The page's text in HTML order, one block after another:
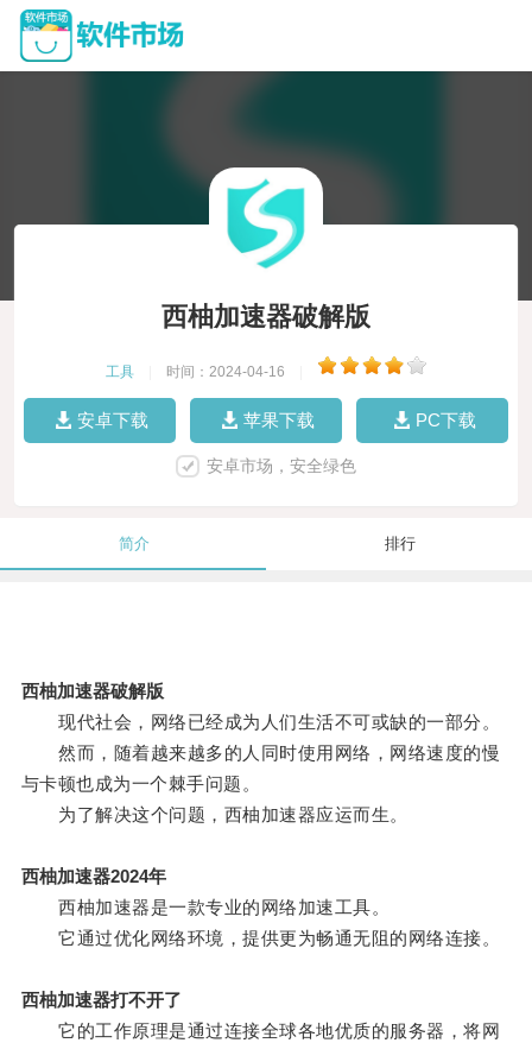
西柚加速器破解版
工具 时间：2024-04-16
安卓下载 苹果下载 PC下载
安卓市场，安全绿色
简介 排行
西柚加速器破解版
现代社会，网络已经成为人们生活不可或缺的一部分。
然而，随着越来越多的人同时使用网络，网络速度的慢
与卡顿也成为一个棘手问题。
为了解决这个问题，西柚加速器应运而生。
西柚加速器2024年
西柚加速器是一款专业的网络加速工具。
它通过优化网络环境，提供更为畅通无阻的网络连接。
西柚加速器打不开了
它的工作原理是通过连接全球各地优质的服务器，将网